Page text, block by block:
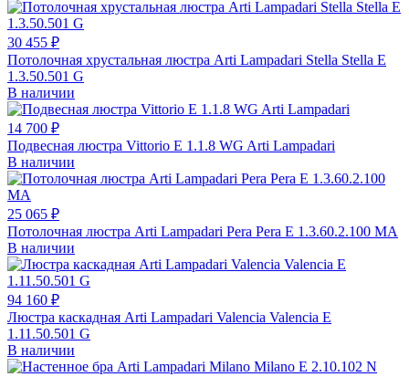
30 455 ₽
Потолочная хрустальная люстра Arti Lampadari Stella Stella E
1.3.50.501 G
В наличии
14 700 ₽
Подвесная люстра Vittorio E 1.1.8 WG Arti Lampadari
В наличии
25 065 ₽
Потолочная люстра Arti Lampadari Pera Pera E 1.3.60.2.100 MA
В наличии
94 160 ₽
Люстра каскадная Arti Lampadari Valencia Valencia E
1.11.50.501 G
В наличии